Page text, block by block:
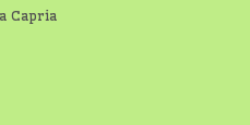
Capria